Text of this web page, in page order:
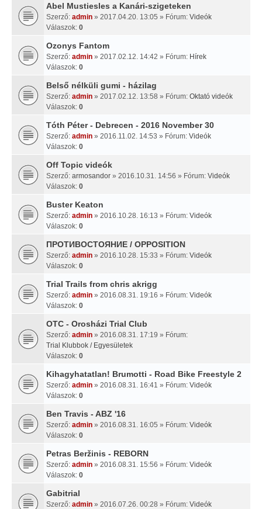
Abel Mustiesles a Kanári-szigeteken
Szerző: admin » 2017.04.20. 13:05 » Fórum: Videók
Válaszok: 0
Ozonys Fantom
Szerző: admin » 2017.02.12. 14:42 » Fórum: Hírek
Válaszok: 0
Belső nélküli gumi - házilag
Szerző: admin » 2017.02.12. 13:58 » Fórum: Oktató videók
Válaszok: 0
Tóth Péter - Debrecen - 2016 November 30
Szerző: admin » 2016.11.02. 14:53 » Fórum: Videók
Válaszok: 0
Off Topic videók
Szerző: armosandor » 2016.10.31. 14:56 » Fórum: Videók
Válaszok: 0
Buster Keaton
Szerző: admin » 2016.10.28. 16:13 » Fórum: Videók
Válaszok: 0
ПРОТИВОСТОЯНИЕ / OPPOSITION
Szerző: admin » 2016.10.28. 15:33 » Fórum: Videók
Válaszok: 0
Trial Trails from chris akrigg
Szerző: admin » 2016.08.31. 19:16 » Fórum: Videók
Válaszok: 0
OTC - Orosházi Trial Club
Szerző: admin » 2016.08.31. 17:19 » Fórum:
Trial Klubbok / Egyesületek
Válaszok: 0
Kihagyhatatlan! Brumotti - Road Bike Freestyle 2
Szerző: admin » 2016.08.31. 16:41 » Fórum: Videók
Válaszok: 0
Ben Travis - ABZ '16
Szerző: admin » 2016.08.31. 16:05 » Fórum: Videók
Válaszok: 0
Petras Beržinis - REBORN
Szerző: admin » 2016.08.31. 15:56 » Fórum: Videók
Válaszok: 0
Gabitrial
Szerző: admin » 2016.07.26. 00:28 » Fórum: Videók